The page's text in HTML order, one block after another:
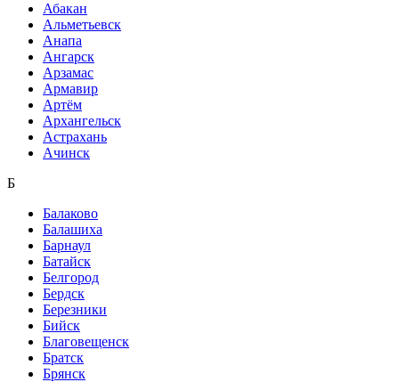
Абакан
Альметьевск
Анапа
Ангарск
Арзамас
Армавир
Артём
Архангельск
Астрахань
Ачинск
Б
Балаково
Балашиха
Барнаул
Батайск
Белгород
Бердск
Березники
Бийск
Благовещенск
Братск
Брянск